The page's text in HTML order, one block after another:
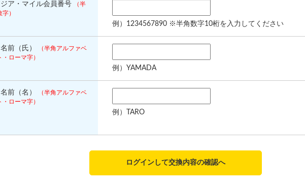
ア・マイル会員番号
（半
字）
例）1234567890 ※半角数字10桁を入力してください
前（氏）
（半角アルファベ
・ローマ字）
例）YAMADA
前（名）
（半角アルファベ
・ローマ字）
例）TARO
ログインして交換内容の確認へ